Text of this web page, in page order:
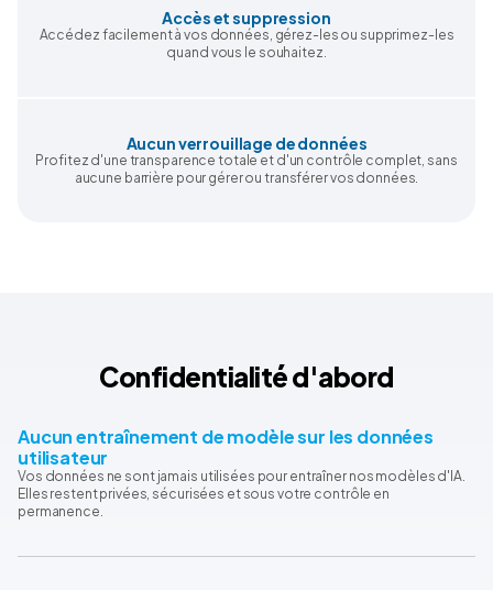
Accès et suppression
Accédez facilement à vos données, gérez-les ou supprimez-les
quand vous le souhaitez.
Aucun verrouillage de données
Profitez d'une transparence totale et d'un contrôle complet, sans
aucune barrière pour gérer ou transférer vos données.
Confidentialité d'abord
Aucun entraînement de modèle sur les données
utilisateur
Vos données ne sont jamais utilisées pour entraîner nos modèles d'IA.
Elles restent privées, sécurisées et sous votre contrôle en
permanence.